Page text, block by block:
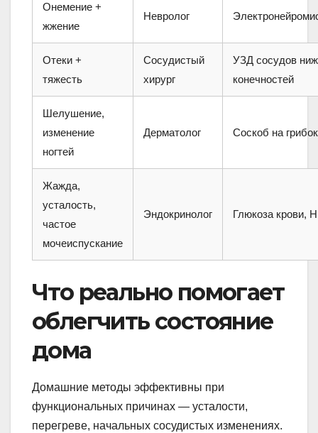
Онемение +
жжение
Невролог
Отеки +
тяжесть
Сосудистый
хирург
УЗД сосудов
конечностей
Шелушение,
изменение
ногтей
Дерматолог Соскоб на грибок
Жажда,
усталость,
частое
мочеиспускание
Эндокринолог Глюкоза крови,
Что реально помогает
облегчить состояние
дома
Домашние методы эффективны при
функциональных причинах — усталости,
перегреве, начальных сосудистых изменениях.